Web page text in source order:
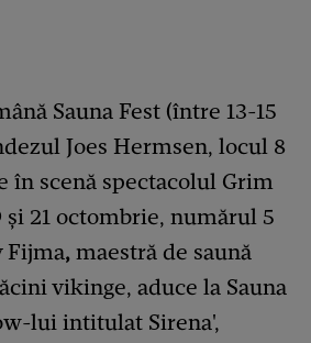
Sauna Fest (între 13-15
Joes Hermsen, locul 8
în scenă spectacolul Grim
și 21 octombrie, numărul 5
Fijma, maestră de saună
vikinge, aduce la Sauna
lui intitulat Sirena',